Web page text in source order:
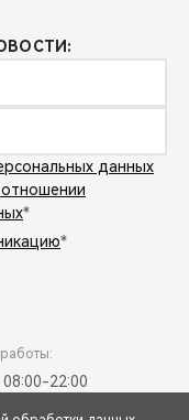
данных
*
*
22:00